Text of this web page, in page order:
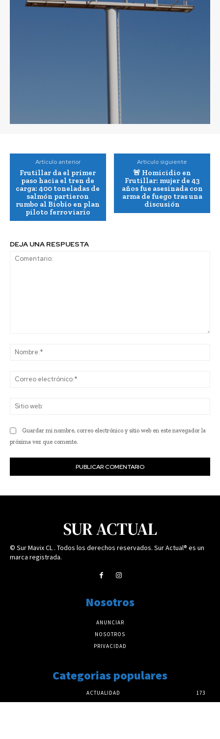
Artículo anterior
Frutillar da el primer
paso hacia el tren de
carga: 400 toneladas de
salmón partieron
rumbo al Biobío en plan
piloto ferroviario
Artículo siguiente
🚨 Homicidio en
Frutillar: mujer de 43
años fue asesinada con
arma de fuego tras una
discusión
DEJA UNA RESPUESTA
Guardar mi nombre, correo electrónico y sitio web en este navegador la
próxima vez que comente.
SUR ACTUAL
© Sur Mavix CL . Todos los derechos reservados. Sur Actual® es un
marca registrada.
Nosotros
ANUNCIAR
NOSOTROS
PRIVACIDAD
Categorias populares
ACTUALIDAD
173